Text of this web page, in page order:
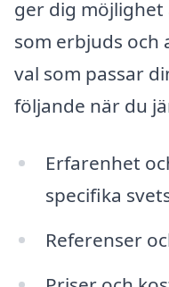
ger dig
som erbjuds
val som passar
följande när du
Erfarenhet
specifika
Referenser